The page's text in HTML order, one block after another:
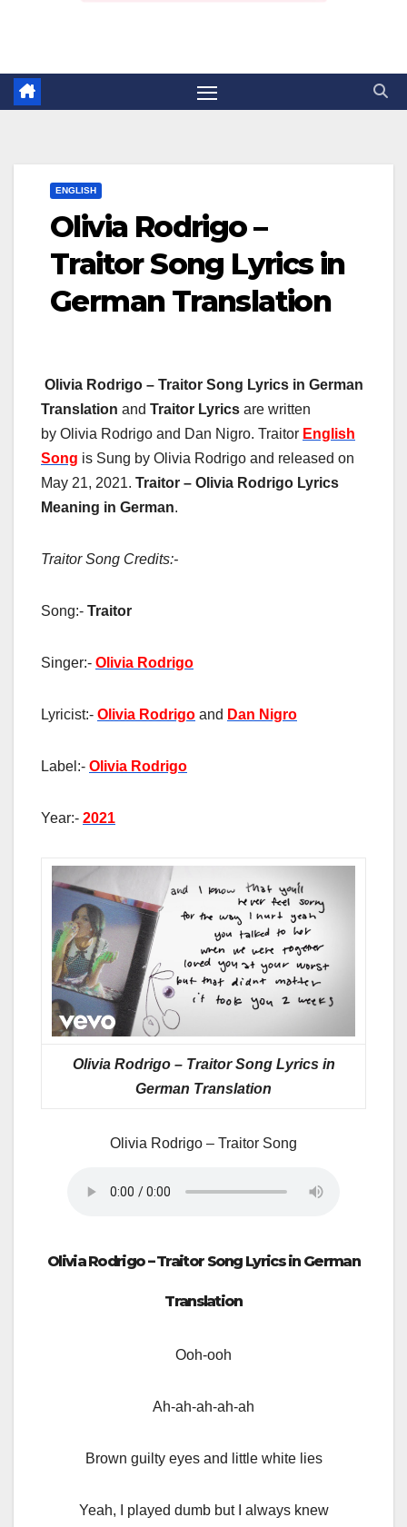
ENGLISH
Olivia Rodrigo –
Traitor Song Lyrics in
German Translation
Olivia Rodrigo – Traitor Song Lyrics in German
Translation and Traitor Lyrics are written
by Olivia Rodrigo and Dan Nigro. Traitor English
Song is Sung by Olivia Rodrigo and released on
May 21, 2021. Traitor – Olivia Rodrigo Lyrics
Meaning in German.
Traitor Song Credits:-
Song:- Traitor
Singer:- Olivia Rodrigo
Lyricist:- Olivia Rodrigo and Dan Nigro
Label:- Olivia Rodrigo
Year:- 2021
Olivia Rodrigo – Traitor Song Lyrics in
German Translation
Olivia Rodrigo – Traitor Song
Olivia Rodrigo – Traitor Song Lyrics in German
Translation
Ooh-ooh
Ah-ah-ah-ah-ah
Brown guilty eyes and little white lies
Yeah, I played dumb but I always knew